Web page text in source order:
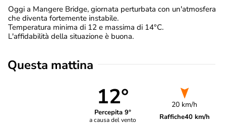
Oggi a Mangere Bridge, giornata perturbata con un'atmosfera
che diventa fortemente instabile.
Temperatura minima di 12 e massima di 14°C.
L'affidabilità della situazione è buona.
Questa mattina
12°
Percepita 9°
a causa del vento
20 km/h
Raffiche40 km/h